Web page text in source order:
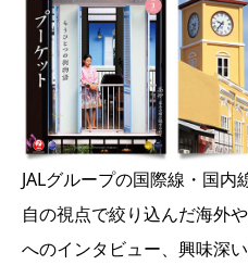
JALグループの国際線・国
自の視点で絞り込んだ海外
へのインタビュー、興味深